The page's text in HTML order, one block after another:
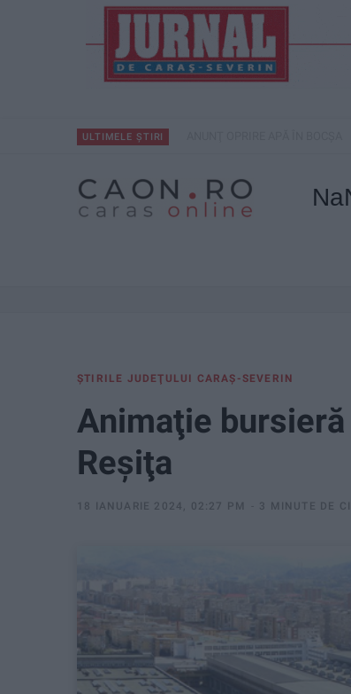
ULTIMELE ȘTIRI
ŞTIRILE JUDEŢULUI CARAŞ-SEVERIN
Animaţie
Reşiţa
18 IANUARIE 2024, 02:27 PM 3 MINUTE DE